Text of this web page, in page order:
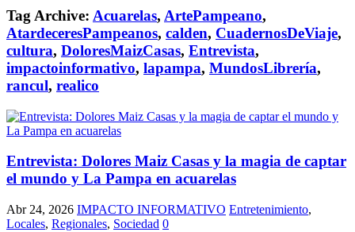
Tag Archive: Acuarelas, ArtePampeano,
AtardeceresPampeanos, calden, CuadernosDeViaje,
cultura, DoloresMaizCasas, Entrevista,
impactoinformativo, lapampa, MundosLibrería,
rancul, realico
Entrevista: Dolores Maiz Casas y la magia de captar
el mundo y La Pampa en acuarelas
Abr 24, 2026 IMPACTO INFORMATIVO Entretenimiento,
Locales, Regionales, Sociedad 0